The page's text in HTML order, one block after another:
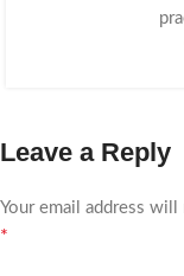
Leave a Reply
Your email address
*